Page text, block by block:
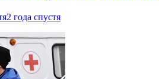
2 года спустя